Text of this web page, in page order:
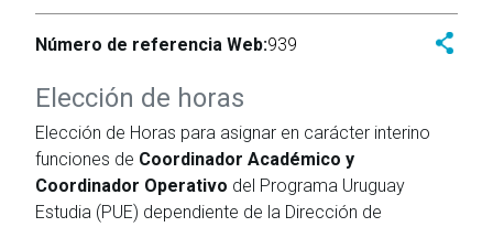
Número de referencia Web:939
Elección de horas
Elección de Horas para asignar en carácter interino
funciones de Coordinador Académico y
Coordinador Operativo del Programa Uruguay
Estudia (PUE) dependiente de la Dirección de